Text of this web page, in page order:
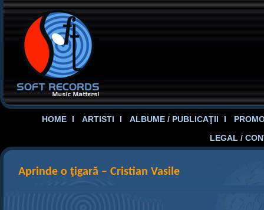
HOME ARTISTI ALBUME / PUBLICAŢII
LEGAL /
Aprinde o ţigară – Cristian Vasile